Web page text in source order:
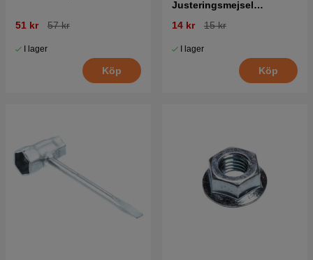
51 kr 57 kr
I lager
Köp
Justeringsmejsel
14 kr 15 kr
I lager
Köp